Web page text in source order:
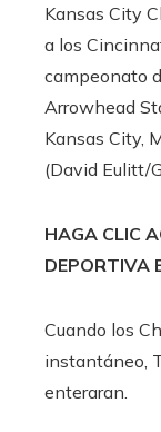
Kansas City
a los
campeonato
Arrowhead
Kansas City,
(David Eulitt/
HAGA CLIC
DEPORTIVA
Cuando los
instantáneo,
enteraran.